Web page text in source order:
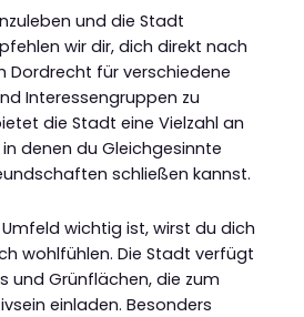
und die Stadt
wir dir, dich direkt nach
Dordrecht für verschiedene
Interessengruppen zu
die Stadt eine Vielzahl an
denen du Gleichgesinnte
schließen kannst.
wichtig ist, wirst du dich
wohlfühlen. Die Stadt verfügt
und Grünflächen, die zum
einladen. Besonders